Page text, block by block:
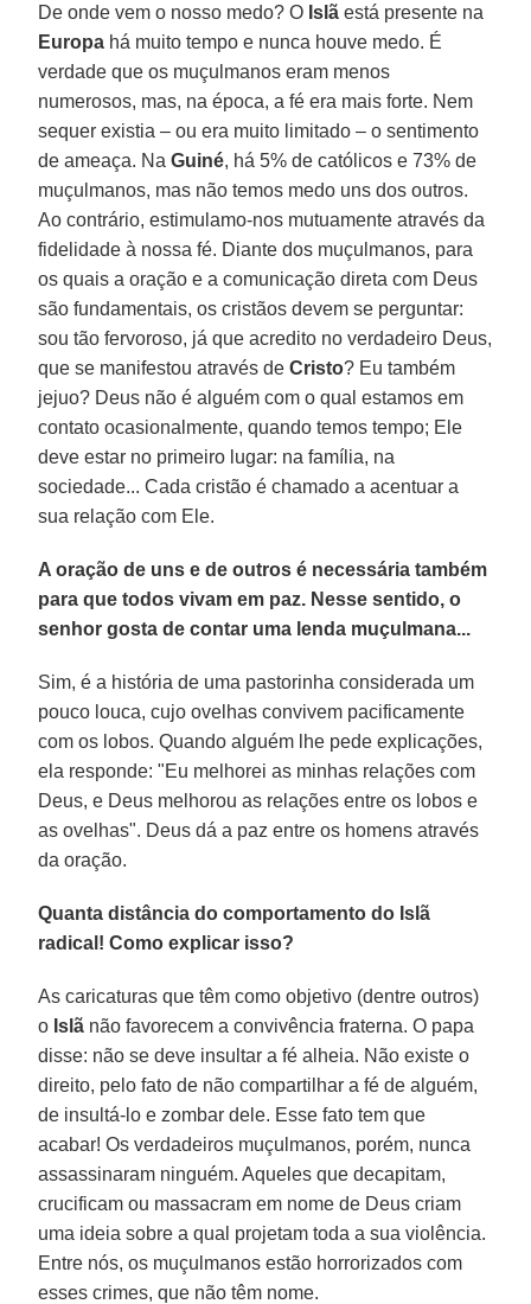
De onde vem o nosso medo? O Islã está presente na
Europa há muito tempo e nunca houve medo. É
verdade que os muçulmanos eram menos
numerosos, mas, na época, a fé era mais forte. Nem
sequer existia – ou era muito limitado – o sentimento
de ameaça. NaGuiné, há 5% de católicos e 73% de
muçulmanos, mas não temos medo uns dos outros.
Ao contrário, estimulamo-nos mutuamente através da
fidelidade à nossa fé. Diante dos muçulmanos, para
os quais a oração e a comunicação direta com Deus
são fundamentais, os cristãos devem se perguntar:
sou tão fervoroso, já que acredito no verdadeiro Deus,
que se manifestou através deCristo? Eu também
jejuo? Deus não é alguém com o qual estamos em
contato ocasionalmente, quando temos tempo; Ele
deve estar no primeiro lugar: na família, na
sociedade... Cada cristão é chamado a acentuar a
sua relação com Ele.
A oração de uns e de outros é necessária também
para que todos vivam em paz. Nesse sentido, o
senhor gosta de contar uma lenda muçulmana...
Sim, é a história de uma pastorinha considerada um
pouco louca, cujo ovelhas convivem pacificamente
com os lobos. Quando alguém lhe pede explicações,
ela responde: "Eu melhorei as minhas relações com
Deus, e Deus melhorou as relações entre os lobos e
as ovelhas". Deus dá a paz entre os homens através
da oração.
Quanta distância do comportamento do Islã
radical! Como explicar isso?
As caricaturas que têm como objetivo (dentre outros)
o Islã não favorecem a convivência fraterna. O papa
disse: não se deve insultar a fé alheia. Não existe o
direito, pelo fato de não compartilhar a fé de alguém,
de insultá-lo e zombar dele. Esse fato tem que
acabar! Os verdadeiros muçulmanos, porém, nunca
assassinaram ninguém. Aqueles que decapitam,
crucificam ou massacram em nome de Deus criam
uma ideia sobre a qual projetam toda a sua violência.
Entre nós, os muçulmanos estão horrorizados com
esses crimes, que não têm nome.